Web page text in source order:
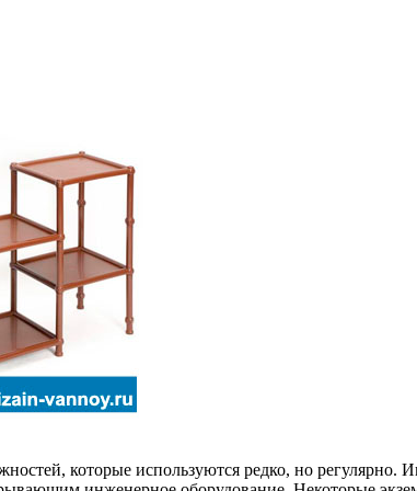
которые используются редко, но